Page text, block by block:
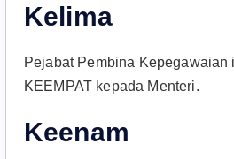
Kelima
Pejabat Pembina
KEEMPAT kepada Menteri.
Keenam